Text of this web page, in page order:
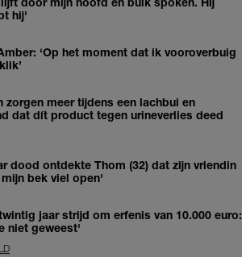
hij'
‘Op het moment dat ik vooroverbuig
zorgen meer tijdens een lachbui en
dat dít product tegen urineverlies deed
dood ontdekte Thom (32) dat zijn vriendin
bek viel open'
jaar strijd om erfenis van 10.000 euro:
niet geweest'